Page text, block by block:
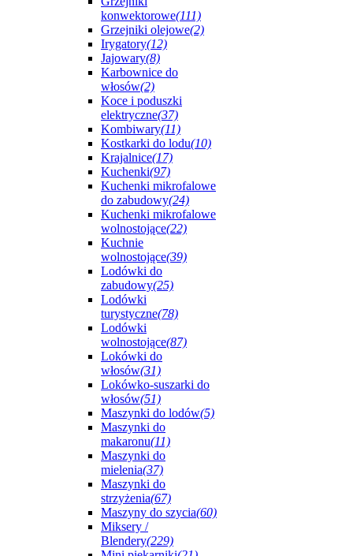
konwektorowe(111)
Grzejniki olejowe(2)
Irygatory(12)
Jajowary(8)
Karbownice do
włosów(2)
Koce i poduszki
elektryczne(37)
Kombiwary(11)
Kostkarki do lodu(10)
Krajalnice(17)
Kuchenki(97)
Kuchenki mikrofalowe
do zabudowy(24)
Kuchenki mikrofalowe
wolnostojące(22)
Kuchnie
wolnostojące(39)
Lodówki do
zabudowy(25)
Lodówki
turystyczne(78)
Lodówki
wolnostojące(87)
Lokówki do
włosów(31)
Lokówko-suszarki do
włosów(51)
Maszynki do lodów(5)
Maszynki do
makaronu(11)
Maszynki do
mielenia(37)
Maszynki do
strzyżenia(67)
Maszyny do szycia(60)
Miksery /
Blendery(229)